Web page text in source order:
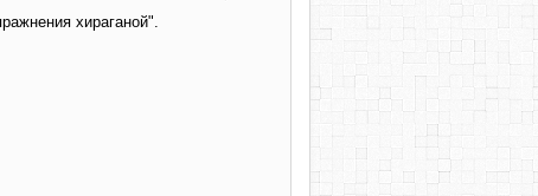
хираганой".